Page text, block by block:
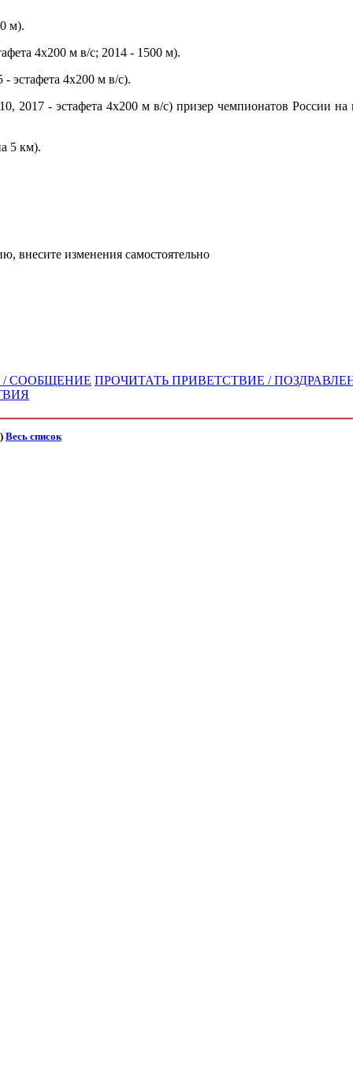
м).
4х200 м в/с; 2014 - 1500 м).
эстафета 4х200 м в/с).
- эстафета 4х200 м в/с) призер чемпионатов России на
5 км).
изменения самостоятельно
/ СООБЩЕНИЕ ПРОЧИТАТЬ ПРИВЕТСТВИЕ /
Весь список